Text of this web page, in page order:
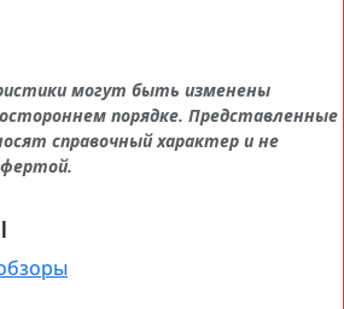
могут быть изменены
порядке. Представленные
справочный характер и не